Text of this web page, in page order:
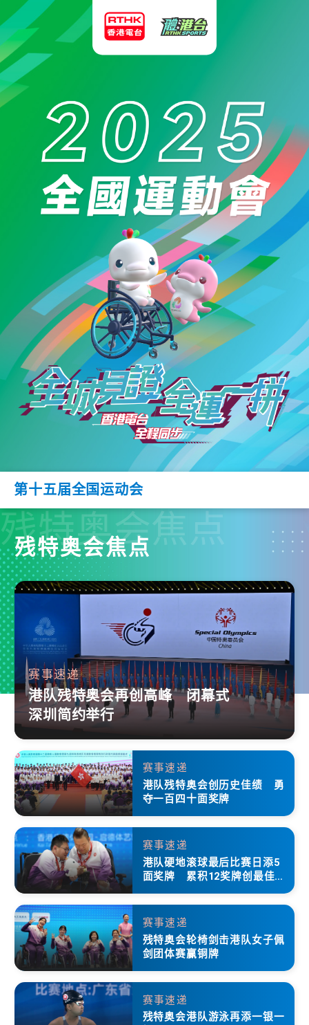
第十五届全国运动会
残特奥会焦点
残特奥会焦点
赛事速递
港队残特奥会再创高峰 闭幕式
深圳简约举行
赛事速递
港队残特奥会创历史佳绩 勇
夺一百四十面奖牌
赛事速递
港队硬地滚球最后比赛日添5
面奖牌 累积12奖牌创最佳成
赛事速递
残特奥会轮椅剑击港队女子佩
剑团体赛赢铜牌
赛事速递
残特奥会港队游泳再添一银一